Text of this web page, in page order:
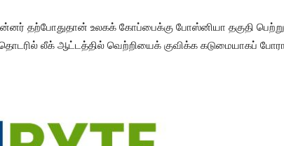
தற்போதுதான் உலகக் கோப்பைக்கு போஸ்னியா தகுதி
லீக் ஆட்டத்தில் வெற்றியைக் குவிக்க கடுமையாகப்